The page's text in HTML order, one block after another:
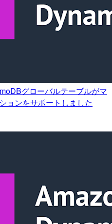
グローバルテーブルがマ
ョンをサポートしました